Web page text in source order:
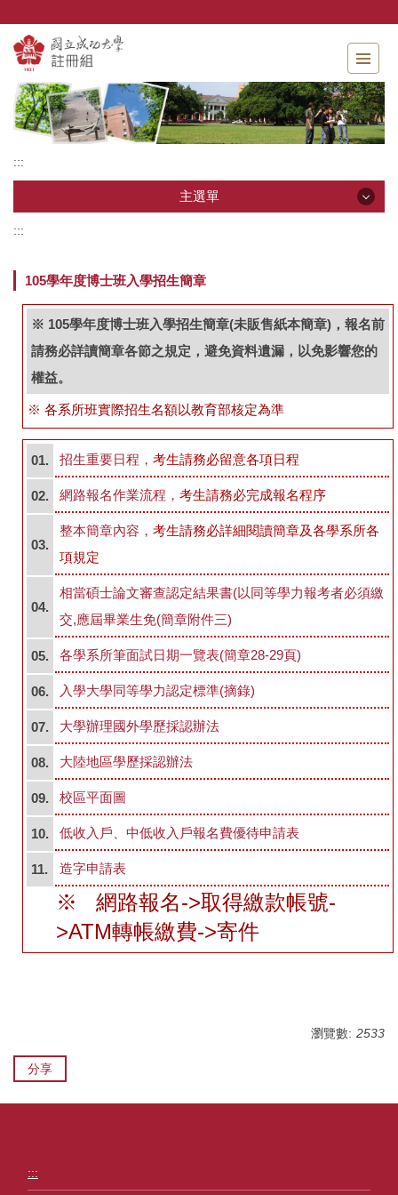
主
要
內
容
區
:::
主選單
單位介紹
相關法規
申請表單
線上服務分眾入口
學生線上服務
教師線上服務
職員線上服務
輔系、雙主修、轉系
註冊及繳費須知
學雜費收費標準
學術榮譽專區
自動繳費機服務專區
統計資料
FAQs
本組位置圖
:::
105學年度博士班入學招生簡章
※ 105學年度博士班入學招生簡章(未販售紙本簡章)，報名前
請務必詳讀簡章各節之規定，避免資料遺漏，以免影響您的
權益。
※ 各系所班實際招生名額以教育部核定為準
01. 招生重要日程， 考生請務必留意各項日程
02. 網路報名作業流程， 考生請務必完成報名程序
03.
整本簡章內容， 考生請務必詳細閱讀簡章及各學系所各
項規定
04.
相當碩士論文審查認定結果書(以同等學力報考者必須繳
交,應屆畢業生免(簡章附件三)
05. 各學系所筆面試日期一覽表(簡章28-29頁)
06. 入學大學同等學力認定標準(摘錄)
07. 大學辦理國外學歷採認辦法
08. 大陸地區學歷採認辦法
09. 校區平面圖
10. 低收入戶、中低收入戶報名費優待申請表
11. 造字申請表
※ 網路報名->取得繳款帳號-
>ATM轉帳繳費->寄件
瀏覽數: 2533
分享
:::